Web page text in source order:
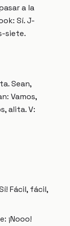
a la
Sí. J-
siete.
Sean,
Vamos,
alita. V:
Fácil, fácil,
¡Nooo!